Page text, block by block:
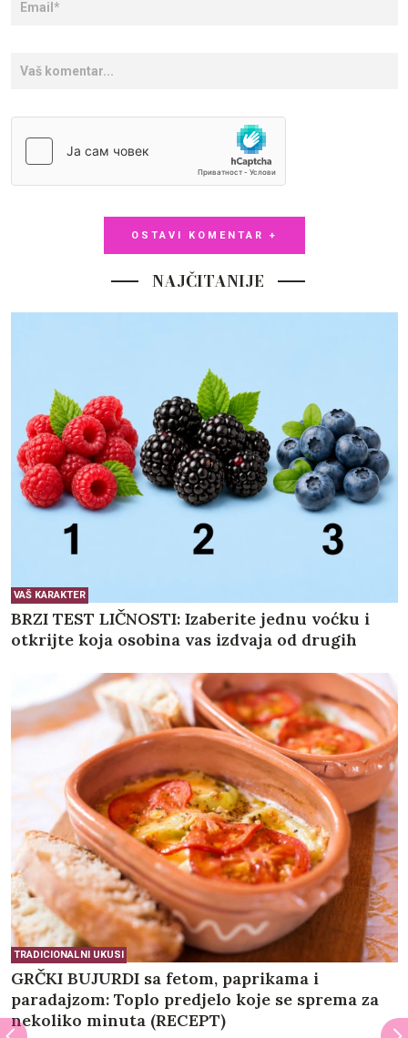
OSTAVI KOMENTAR +
NAJČITANIJE
VAŠ KARAKTER
BRZI TEST LIČNOSTI: Izaberite jednu voćku i
otkrijte koja osobina vas izdvaja od drugih
TRADICIONALNI UKUSI
GRČKI BUJURDI sa fetom, paprikama i
paradajzom: Toplo predjelo koje se sprema za
nekoliko minuta (RECEPT)